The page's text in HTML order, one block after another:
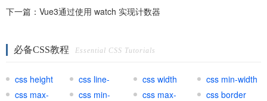
下一篇： Vue3通过使用 watch 实现计数器
必备CSS教程 Essential CSS Tutorials
css height
css line-
height
css width
css min-width
css max-
css min-
css max-
css border